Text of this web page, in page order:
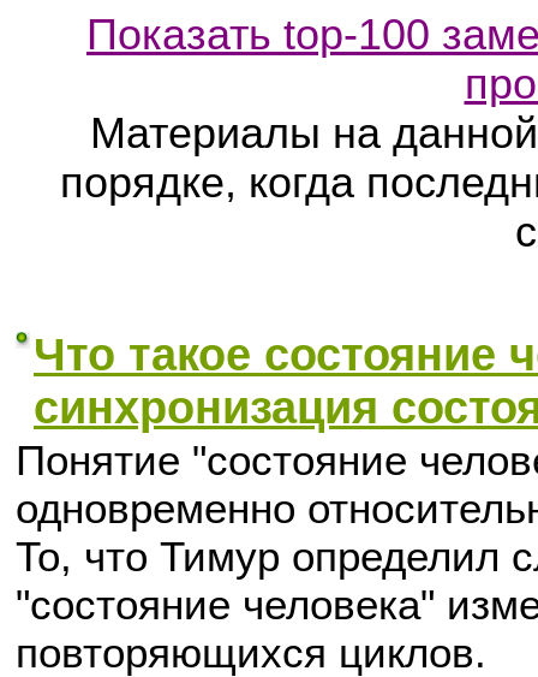
Показать top-100
Материалы на
порядке, когда
Что такое состояние
синхронизация
Понятие "состояние
одновременно
То, что Тимур определил
"состояние человека"
повторяющихся циклов.